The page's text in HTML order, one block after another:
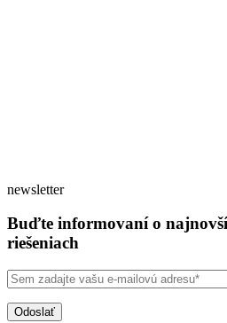
newsletter
Buďte informovaní o
riešeniach